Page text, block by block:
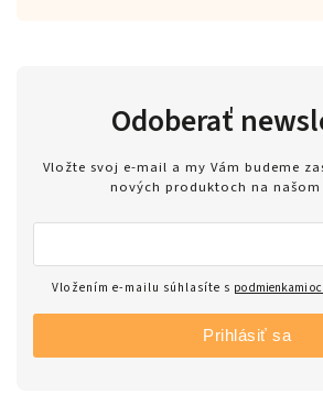
Odoberať
Vložte svoj e-mail a my Vám budeme
nových produktoch na našom
Vložením e-mailu súhlasíte s podmienkami
Prihlásiť sa